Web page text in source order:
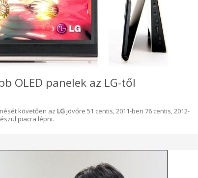
OLED panelek az LG-től
követően az LG jövőre 51 centis, 2011-ben 76 centis, 2012-
piacra lépni.